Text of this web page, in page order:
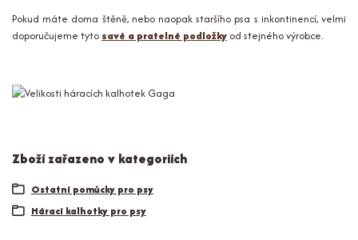
Pokud máte doma štěně, nebo naopak staršího psa s inkontinencí, velmi
doporučujeme tyto savé a pratelné podložky od stejného výrobce.
Zboží zařazeno v kategoriích
Ostatní pomůcky pro psy
Hárací kalhotky pro psy